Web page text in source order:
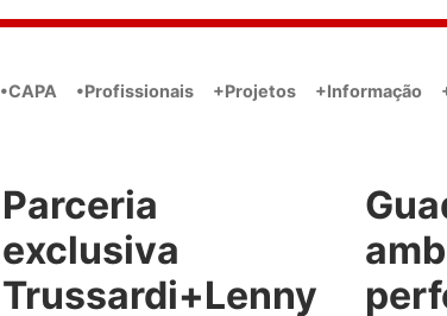
•CAPA •Profissionais +Projetos +Informação
Parceria
exclusiva
Trussardi+Lenny